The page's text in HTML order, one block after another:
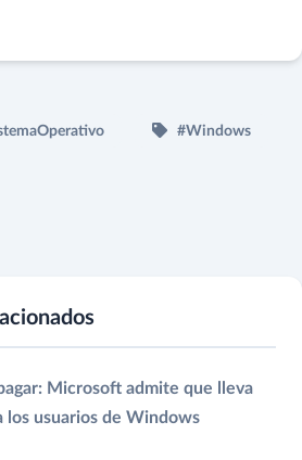
#Windows
Microsoft admite que lleva
los usuarios de Windows